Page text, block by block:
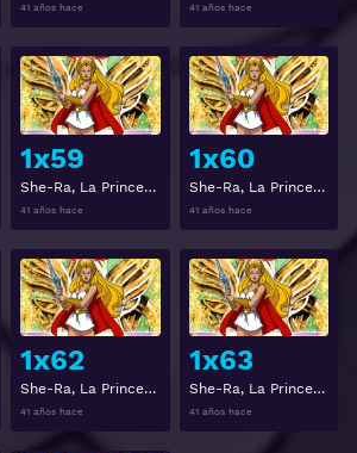
41 años hace 41 años hace
Ver
1x59
She-Ra, La Princesa del Poder Temporada 1 Capitulo 59
41 años hace
Ver
1x60
She-Ra, La Princesa del Poder Temporada 1 Capitulo 60
41 años hace
Ver
1x62
She-Ra, La Princesa del Poder Temporada 1 Capitulo 62
41 años hace
Ver
1x63
She-Ra, La Princesa del Poder Temporada 1 Capitulo 63
41 años hace